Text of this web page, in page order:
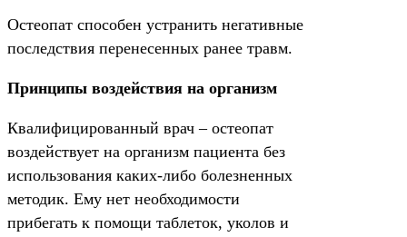
Остеопат способен устранить негативные
последствия перенесенных ранее травм.
Принципы воздействия на организм
Квалифицированный врач – остеопат
воздействует на организм пациента без
использования каких-либо болезненных
методик. Ему нет необходимости
прибегать к помощи таблеток, уколов и